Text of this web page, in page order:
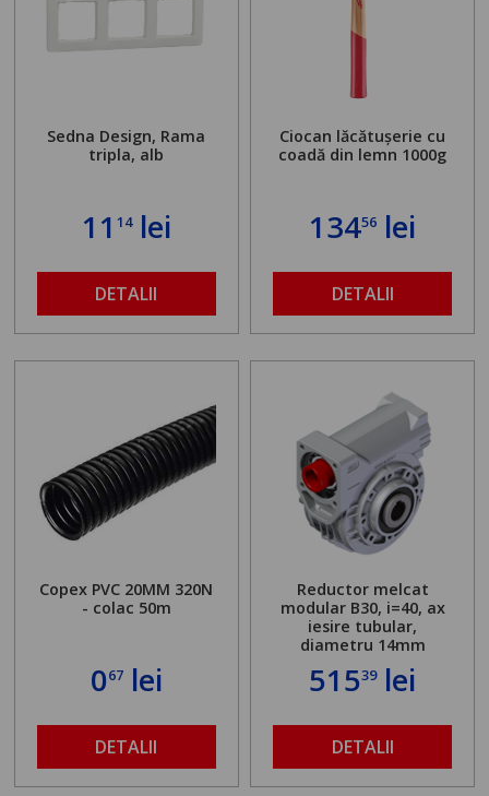
Sedna Design, Rama
tripla, alb
11 14lei
DETALII
Ciocan lăcătușerie cu
coadă din lemn 1000g
13456 lei
DETALII
Copex PVC 20MM 320N
- colac 50m
067lei
DETALII
Reductor melcat
modular B30, i=40, ax
iesire tubular,
diametru 14mm
51539lei
DETALII